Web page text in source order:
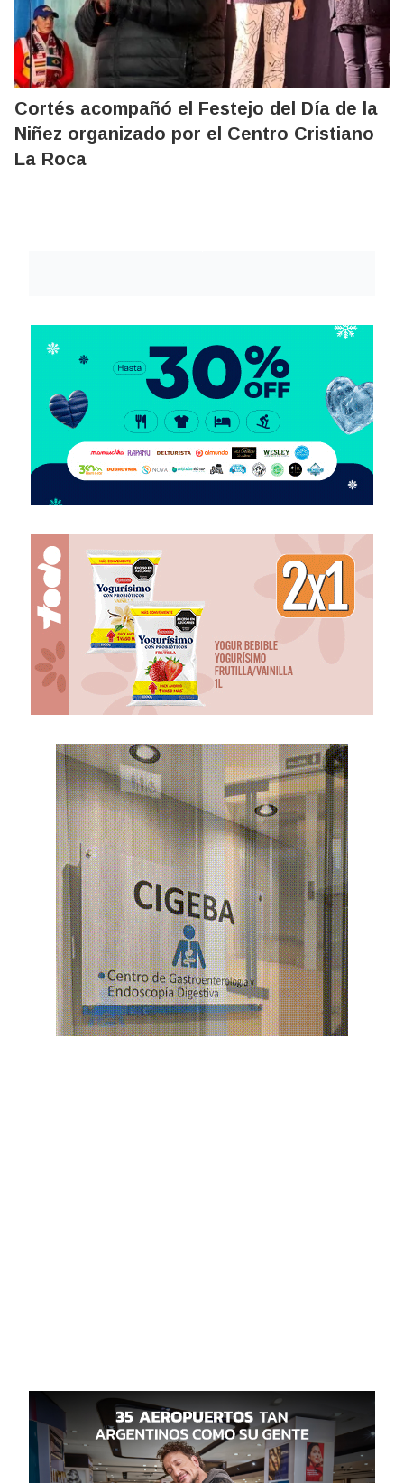
Cortés acompañó el Festejo del Día de la
Niñez organizado por el Centro Cristiano
La Roca